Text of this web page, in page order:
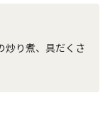
炒り煮、具だくさ